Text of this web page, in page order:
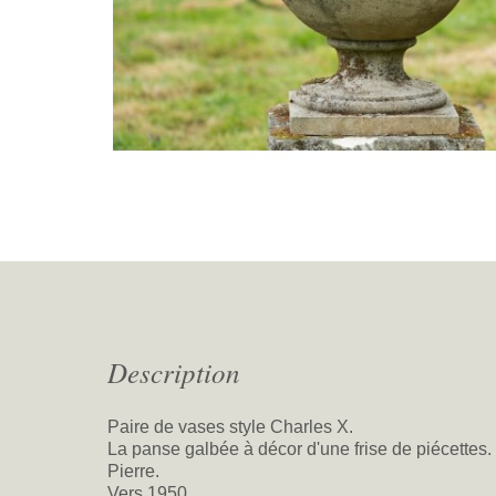
Description
Paire de vases style Charles X.
La panse galbée à décor d'une frise de piécettes.
Pierre.